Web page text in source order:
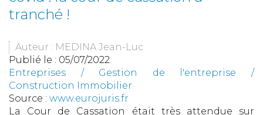
tranché !
Auteur : MEDINA Jean-Luc
Publié le : 05/07/2022
Entreprises / Gestion de l'entreprise /
Construction Immobilier
Source : www.eurojuris.fr
La Cour de Cassation était très attendue sur